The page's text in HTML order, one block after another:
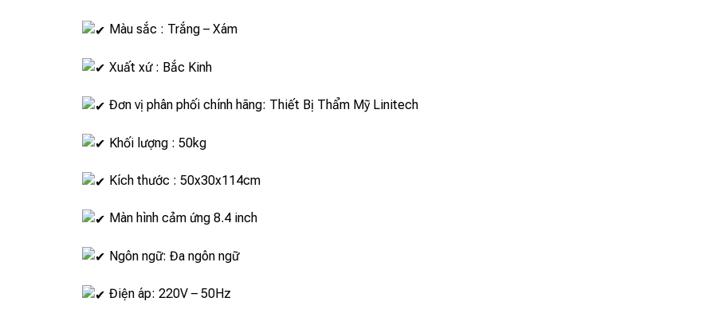
Màu sắc : Trắng – Xám
Xuất xứ : Bắc Kinh
Đơn vị phân phối chính hãng: Thiết Bị Thẩm Mỹ Linitech
Khối lượng : 50kg
Kích thước : 50x30x114cm
Màn hình cảm ứng 8.4 inch
Ngôn ngữ: Đa ngôn ngữ
Điện áp: 220V – 50Hz